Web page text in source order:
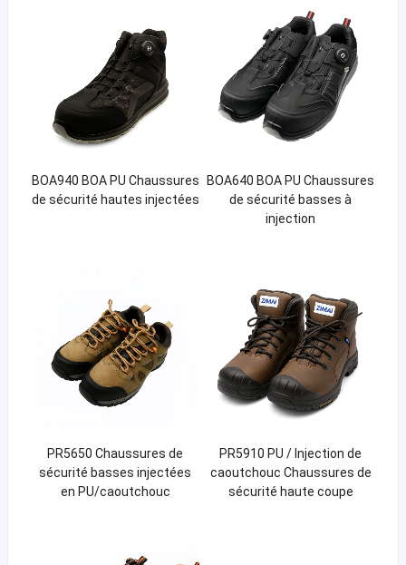
BOA940 BOA PU Chaussures
de sécurité hautes injectées
BOA640 BOA PU Chaussures
de sécurité basses à
injection
PR5650 Chaussures de
sécurité basses injectées
en PU/caoutchouc
PR5910 PU / Injection de
caoutchouc Chaussures de
sécurité haute coupe